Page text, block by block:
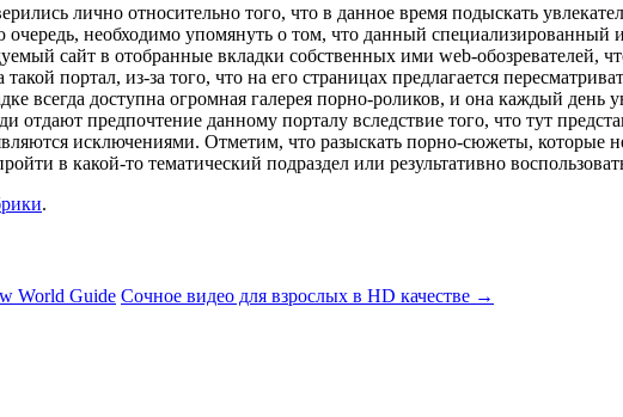
лично относительно того, что в данное время подыскать
необходимо упомянуть о том, что данный специализированный
сайт в отобранные вкладки собственных ими web-обозревателей,
портал, из-за того, что на его страницах предлагается
всегда доступна огромная галерея порно-роликов, и она каждый день
предпочтение данному порталу вследствие того, что тут
исключениями. Отметим, что разыскать порно-сюжеты, которые
в какой-то тематический подраздел или результативно
.
World Guide Сочное видео для взрослых в HD качестве →